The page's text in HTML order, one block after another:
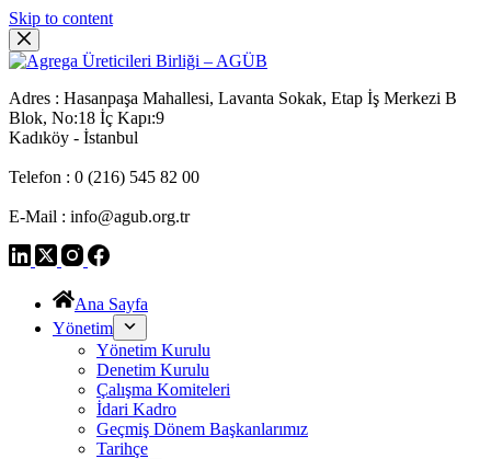
Skip to content
Adres : Hasanpaşa Mahallesi, Lavanta Sokak, Etap İş Merkezi B
Blok, No:18 İç Kapı:9
Kadıköy - İstanbul
Telefon : 0 (216) 545 82 00
E-Mail : info@agub.org.tr
Ana Sayfa
Yönetim
Yönetim Kurulu
Denetim Kurulu
Çalışma Komiteleri
İdari Kadro
Geçmiş Dönem Başkanlarımız
Tarihçe